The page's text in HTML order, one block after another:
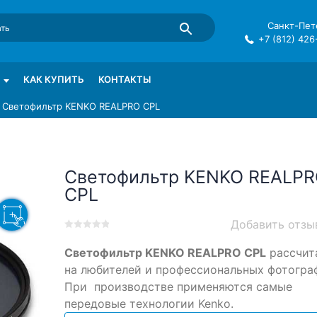
в СПб
Санкт-
+7 (812)
КАК КУПИТЬ КОНТАКТЫ
Светофильтр KENKO REALPRO CPL
Светофильтр KENKO
CPL
out
on
customer
Добавить
Светофильтр KENKO REALPRO CPL
на любителей и профессиональных
При производстве применяются самые
передовые технологии Kenko.